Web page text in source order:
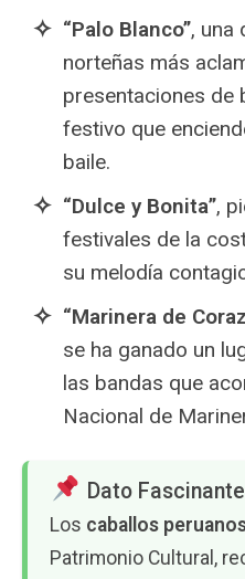
“Palo Blanco”, una
norteñas más
presentaciones de
festivo que
baile.
“Dulce y Bonita”,
festivales de la
su melodía
“Marinera de
se ha ganado un
las bandas que
Nacional de
Dato Fascinante
Los caballos
Patrimonio Cultural,